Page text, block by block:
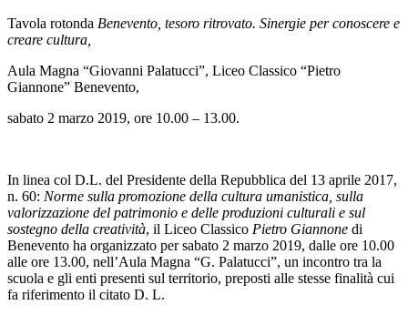
Tavola rotonda Benevento, tesoro ritrovato. Sinergie per conoscere e
creare cultura,
Aula Magna “Giovanni Palatucci”, Liceo Classico “Pietro
Giannone” Benevento,
sabato 2 marzo 2019, ore 10.00 – 13.00.
In linea col D.L. del Presidente della Repubblica del 13 aprile 2017,
n. 60: Norme sulla promozione della cultura umanistica, sulla
valorizzazione del patrimonio e delle produzioni culturali e sul
sostegno della creatività, il Liceo Classico Pietro Giannone di
Benevento ha organizzato per sabato 2 marzo 2019, dalle ore 10.00
alle ore 13.00, nell’Aula Magna “G. Palatucci”, un incontro tra la
scuola e gli enti presenti sul territorio, preposti alle stesse finalità cui
fa riferimento il citato D. L.